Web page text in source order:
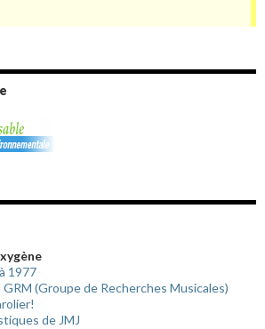
1977
(Groupe de Recherches Musicales)
de JMJ